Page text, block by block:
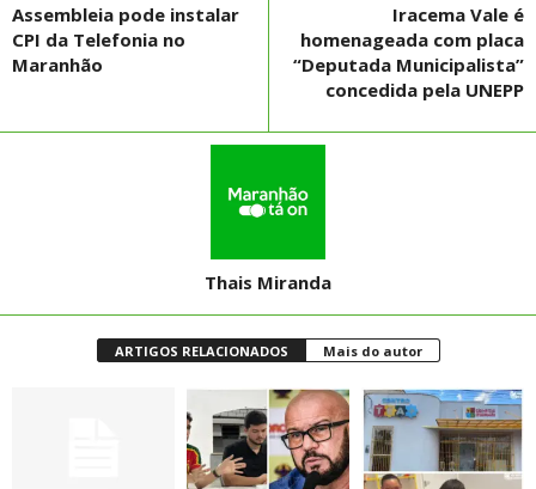
Assembleia pode instalar
CPI da Telefonia no
Maranhão
Iracema Vale é
homenageada com placa
“Deputada Municipalista”
concedida pela UNEPP
Thais Miranda
ARTIGOS RELACIONADOS Mais do autor